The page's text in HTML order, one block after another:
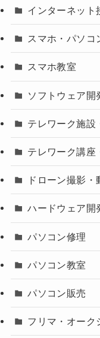
インターネット
スマホ・パソコ
スマホ教室
ソフトウェア開
テレワーク施設
テレワーク講座
ドローン撮影・
ハードウェア開
パソコン修理
パソコン教室
パソコン販売
フリマ・オーク